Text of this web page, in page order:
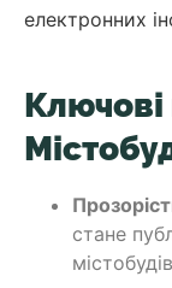
електронних
стане